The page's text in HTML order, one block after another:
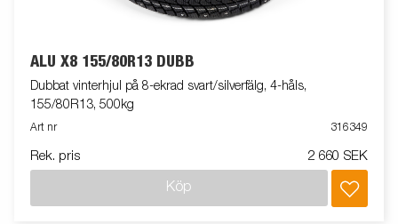
ALU X8 155/80R13 DUBB
Dubbat vinterhjul på 8-ekrad svart/silverfälg, 4-håls,
155/80R13, 500kg
Art nr 316349
Rek. pris 2 660 SEK
Köp